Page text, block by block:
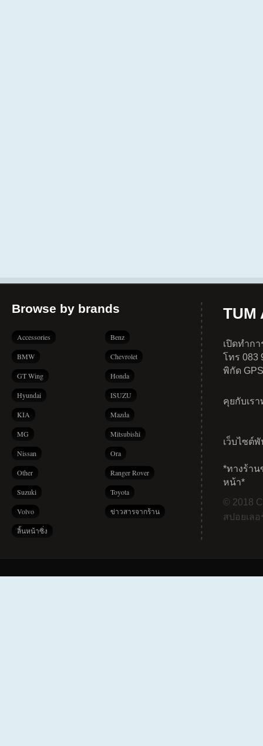
Browse by brands
Accessories Benz
BMW Chevrolet
GT Wing Honda
Hyundai ISUZU
KIA Mazda
MG Mitsubishi
Nissan Ora
Other Ranger Rover
Suzuki Toyota
Volvo ข่าวสารจากร้าน
ลิ้นหน้าซิ่ง
TUM
เปิดทำก
โทร 083
พิกัด
คุยกับเร
เว็บไซต์
*ทางร้าน
หน้า*
© 2018
สปอยเล